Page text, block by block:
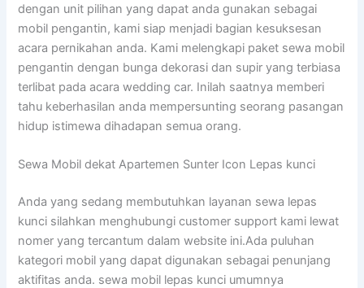
dengan unit pilihan yang dapat anda gunakan sebagai
mobil pengantin, kami siap menjadi bagian kesuksesan
acara pernikahan anda. Kami melengkapi paket sewa mobil
pengantin dengan bunga dekorasi dan supir yang terbiasa
terlibat pada acara wedding car. Inilah saatnya memberi
tahu keberhasilan anda mempersunting seorang pasangan
hidup istimewa dihadapan semua orang.
Sewa Mobil dekat Apartemen Sunter Icon Lepas kunci
Anda yang sedang membutuhkan layanan sewa lepas
kunci silahkan menghubungi customer support kami lewat
nomer yang tercantum dalam website ini.Ada puluhan
kategori mobil yang dapat digunakan sebagai penunjang
aktifitas anda. sewa mobil lepas kunci umumnya